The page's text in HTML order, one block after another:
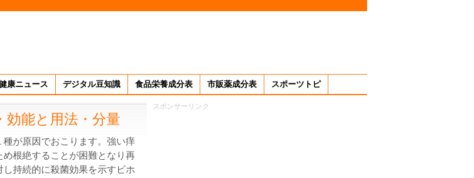
康ニュース デジタル豆知識 食品栄養成分表 市販薬成分表 スポーツトピ
効能と用法・分量
が原因でおこります。強い痒
根絶することが困難となり再
持続的に殺菌効果を示すビホ
スポンサーリンク